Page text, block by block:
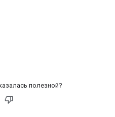
полезной?